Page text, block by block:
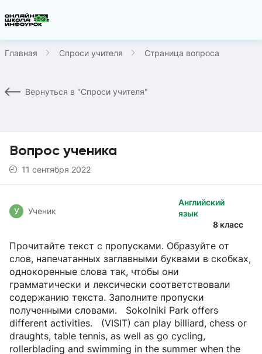
Главная Спроси учителя Страница вопроса
Вернуться в "Спроси учителя"
Вопрос ученика
11 сентября 2022
Английский
язык
8 класс
У Ученик
Прочитайте текст с пропусками. Образуйте от
слов, напечатанных заглавными буквами в скобках,
однокоренные слова так, чтобы они
грамматически и лексически соответствовали
содержанию текста. Заполните пропуски
полученными словами. Sokolniki Park offers
different activities. (VISIT) can play billiard, chess or
draughts, table tennis, as well as go cycling,
rollerblading and swimming in the summer when the